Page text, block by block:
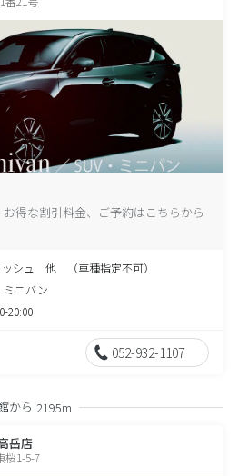
得な割引料金、ご予約はこちらから
ッシュ 他 （車種指定不可）
ミニバン
20:00
052-932-1107
から 2195m
岳店
桜1-5-7